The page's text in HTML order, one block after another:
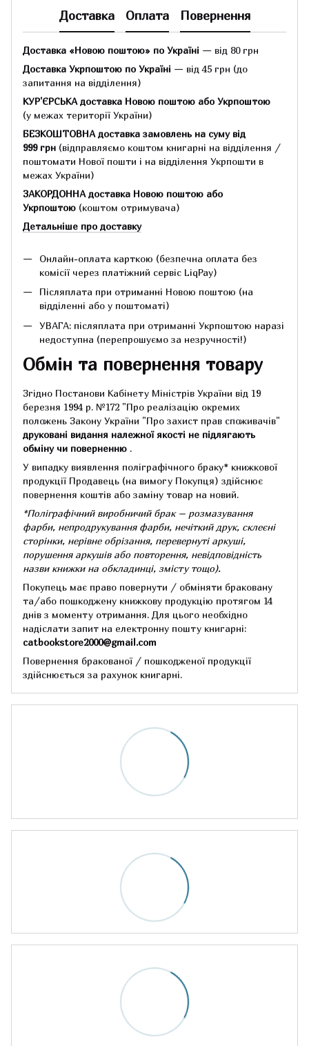
Доставка Оплата Повернення
Доставка «Новою поштою» по Україні — від 80 грн
Доставка Укрпоштою по Україні — від 45 грн (до
запитання на відділення)
КУР'ЄРСЬКА доставка Новою поштою або Укрпоштою
(у межах території України)
БЕЗКОШТОВНА доставка замовлень на суму від
999 грн (відправляємо коштом книгарні на відділення /
поштомати Нової пошти і на відділення Укрпошти в
межах України)
ЗАКОРДОННА доставка Новою поштою або
Укрпоштою (коштом отримувача)
Детальніше про доставку
Онлайн-оплата карткою (безпечна оплата без
комісії через платіжний сервіс LiqPay)
Післяплата при отриманні Новою поштою (на
відділенні або у поштоматі)
УВАГА: післяплата при отриманні Укрпоштою наразі
недоступна (перепрошуємо за незручності!)
Обмін та повернення товару
Згідно Постанови Кабінету Міністрів України від 19
березня 1994 р. №172 "Про реалізацію окремих
положень Закону України "Про захист прав споживачів"
друковані видання належної якості не підлягають
обміну чи поверненню .
У випадку виявлення поліграфічного браку* книжкової
продукції Продавець (на вимогу Покупця) здійснює
повернення коштів або заміну товар на новий.
*Поліграфічний виробничий брак – розмазування
фарби, непродрукування фарби, нечіткий друк, склеєні
сторінки, нерівне обрізання, перевернуті аркуші,
порушення аркушів або повторення, невідповідність
назви книжки на обкладинці, змісту тощо).
Покупець має право повернути / обміняти браковану
та/або пошкоджену книжкову продукцію протягом 14
днів з моменту отримання. Для цього необхідно
надіслати запит на електронну пошту книгарні:
catbookstore2000@gmail.com
Повернення бракованої / пошкодженої продукції
здійснюється за рахунок книгарні.